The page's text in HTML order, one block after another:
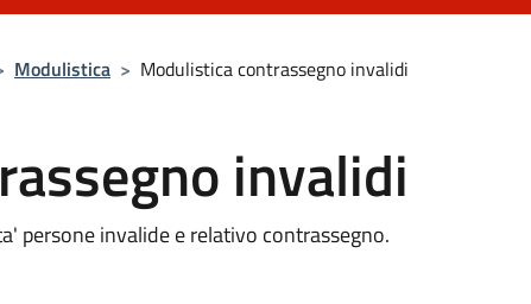
Modulistica > Modulistica contrassegno invalidi
invalidi
persone invalide e relativo contrassegno.